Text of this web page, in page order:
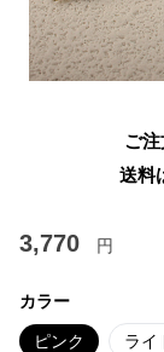
ご
送料
3,770 円
カラー
ピンク ライ